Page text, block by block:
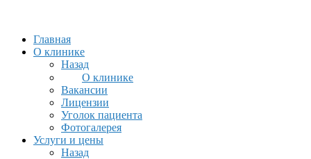
Главная
О клинике
Назад
О клинике
Вакансии
Лицензии
Уголок пациента
Фотогалерея
Услуги и цены
Назад